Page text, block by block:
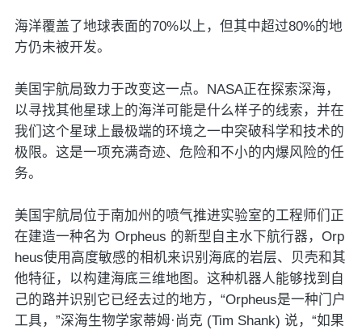
海洋覆盖了地球表面的70%以上，但其中超过80%的地
方仍未被开发。
美国宇航局致力于改变这一点。NASA正在探索深海，
以寻找其他星球上的海洋可能是什么样子的线索，并在
我们这个星球上最极端的环境之一中突破科学和技术的
极限。这是一项充满奇迹、危险和不小的内爆风险的任
务。
美国宇航局位于南加州的喷气推进实验室的工程师们正
在建造一种名为 Orpheus 的新型自主水下航行器，Orp
heus使用高度敏感的相机来识别海底的岩层、贝壳和其
他特征，以构建海底三维地图。这种机器人能够找到自
己的路并识别它已经去过的地方，“Orpheus是一种门户
工具，”深海生物学家蒂姆·尚克 (Tim Shank) 说，“如果